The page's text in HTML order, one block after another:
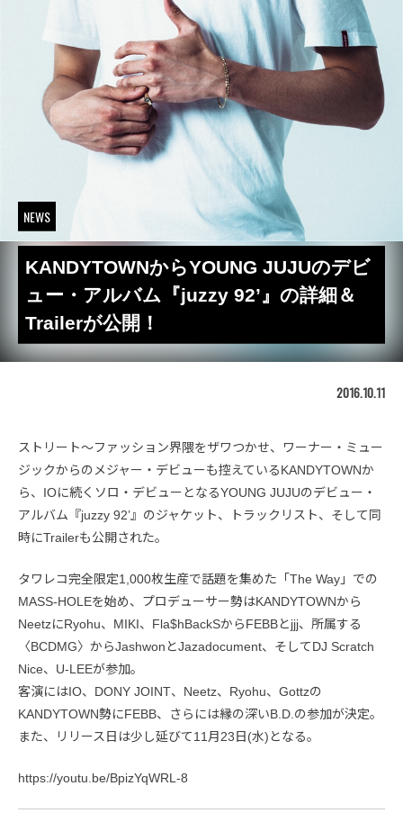
NEWS
KANDYTOWNからYOUNG JUJUのデビ
ュー・アルバム『juzzy 92’』の詳細＆
Trailerが公開！
2016.10.11
ストリート～ファッション界隈をザワつかせ、ワーナー・ミュー
ジックからのメジャー・デビューも控えているKANDYTOWNか
ら、IOに続くソロ・デビューとなるYOUNG JUJUのデビュー・
アルバム『juzzy 92’』のジャケット、トラックリスト、そして同
時にTrailerも公開された。
タワレコ完全限定1,000枚生産で話題を集めた「The​ ​Way」での
MASS-HOLEを始め、プロデューサー勢はKANDYTOWNから
NeetzにRyohu、MIKI、Fla$hBackSからFEBBとjjj、所属する
〈BCDMG〉からJashwonとJazadocument、そしてDJ​ ​Scratch
Nice、U-LEEが参加。
客演にはIO、DONY​ ​JOINT、Neetz、Ryohu、Gottzの
KANDYTOWN勢にFEBB、さらには縁の深いB.D.の参加が決定。
また、リリース日は少し延びて11月23日(水)となる。
https://youtu.be/BpizYqWRL-8